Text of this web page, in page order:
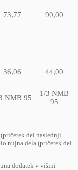
73,77 90,00
36,06 44,00
NMB 95
1/3 NMB
95
del naslednji
nujna dela (pričetek del
dodatek v višini